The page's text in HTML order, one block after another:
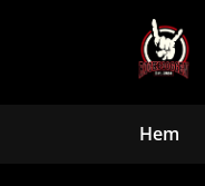
Hem